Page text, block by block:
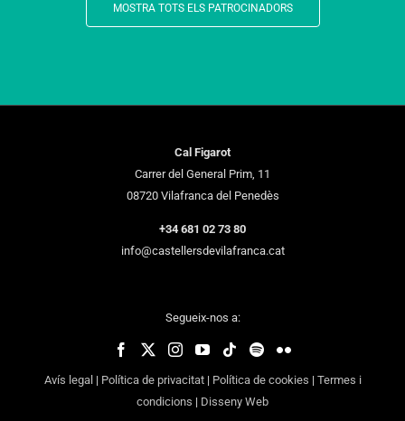
MOSTRA TOTS ELS PATROCINADORS
Cal Figarot
Carrer del General Prim, 11
08720 Vilafranca del Penedès
+34 681 02 73 80
info@castellersdevilafranca.cat
Segueix-nos a:
Avís legal| Política de privacitat| Política de cookies | Termes i
condicions | Disseny Web